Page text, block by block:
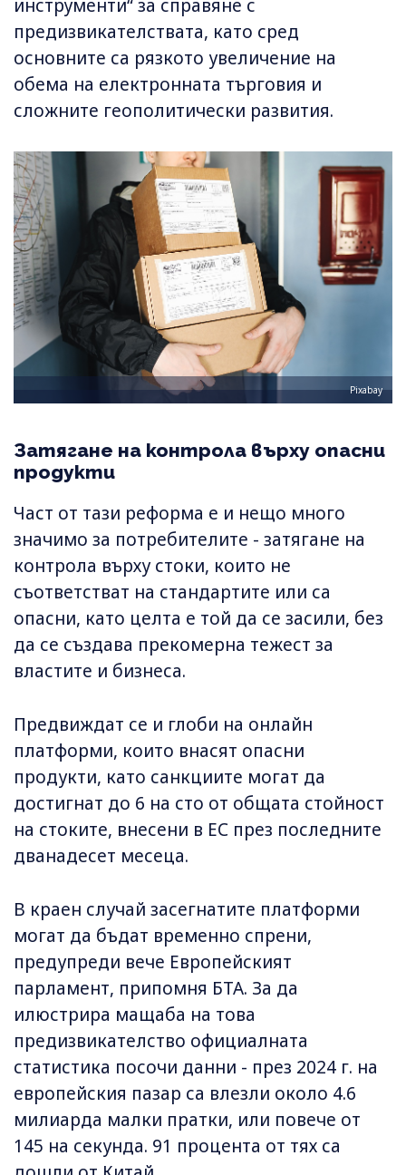
инструменти“ за справяне с
предизвикателствата, като сред
основните са рязкото увеличение на
обема на електронната търговия и
сложните геополитически развития.
Pixabay
Затягане на контрола върху опасни
продукти
Част от тази реформа е и нещо много
значимо за потребителите - затягане на
контрола върху стоки, които не
съответстват на стандартите или са
опасни, като целта е той да се засили, без
да се създава прекомерна тежест за
властите и бизнеса.
Предвиждат се и глоби на онлайн
платформи, които внасят опасни
продукти, като санкциите могат да
достигнат до 6 на сто от общата стойност
на стоките, внесени в ЕС през последните
дванадесет месеца.
В краен случай засегнатите платформи
могат да бъдат временно спрени,
предупреди вече Европейският
парламент, припомня БТА. За да
илюстрира мащаба на това
предизвикателство официалната
статистика посочи данни - през 2024 г. на
европейския пазар са влезли около 4.6
милиарда малки пратки, или повече от
145 на секунда. 91 процента от тях са